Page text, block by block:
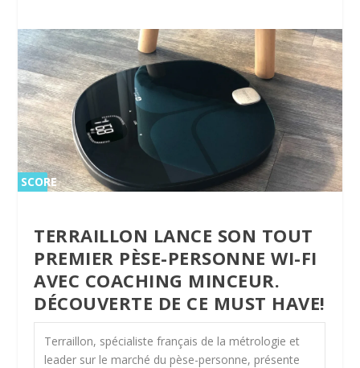
SCORE
SCORE
TERRAILLON LANCE SON TOUT
PREMIER PÈSE-PERSONNE WI-FI
AVEC COACHING MINCEUR.
DÉCOUVERTE DE CE MUST HAVE!
Terraillon, spécialiste français de la métrologie et
leader sur le marché du pèse-personne, présente